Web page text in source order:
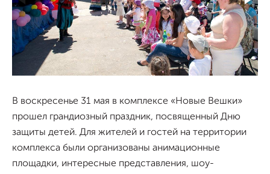
В воскресенье 31 мая в комплексе «Новые Вешки»
прошел грандиозный праздник, посвященный Дню
защиты детей. Для жителей и гостей на территории
комплекса были организованы анимационные
площадки, интересные представления, шоу-